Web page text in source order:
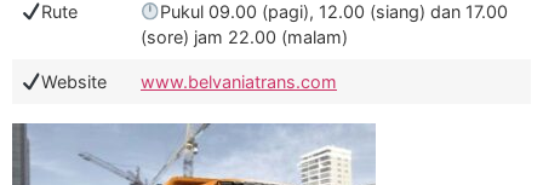
Rute
Pukul 09.00 (pagi), 12.00 (siang) dan 17.00
(sore) jam 22.00 (malam)
Website www.belvaniatrans.com